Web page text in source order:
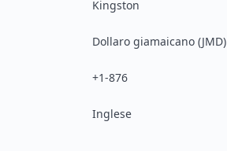
Kingston
Dollaro giamaicano (JMD)
+1-876
Inglese